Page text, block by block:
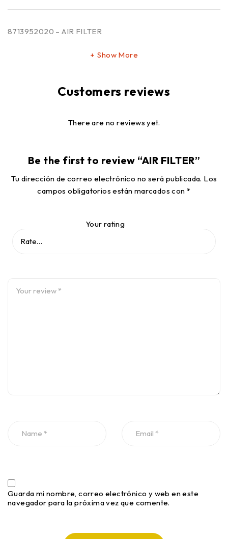
8713952020 – AIR FILTER
Show More
Customers reviews
There are no reviews yet.
Be the first to review “AIR FILTER”
Tu dirección de correo electrónico no será publicada. Los
campos obligatorios están marcados con*
Your rating
Guarda mi nombre, correo electrónico y web en este
navegador para la próxima vez que comente.